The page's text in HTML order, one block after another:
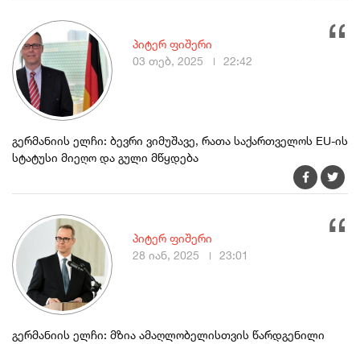
გერმანიის ელჩი: ბევრი ვიმუშავე, რათა საქართველოს EU-ის
სტატუსი მიეღო და გული მწყდება
პიტერ ფიშერი
03 თებ, 2025
22:42
გერმანიის ელჩი: მზია ამაღლობელისთვის წარდგენილი
პიტერ ფიშერი
28 იან, 2025
23:01